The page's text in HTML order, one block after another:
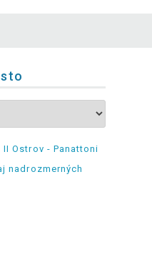
II Ostrov - Panattoni
nadrozmerných